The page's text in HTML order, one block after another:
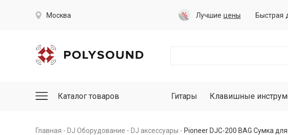
Москва Лучшие цены Быстрая
Каталог товаров Гитары Клавишные
Главная DJ Оборудование DJ аксессуары Pioneer DJC-200 BAG Сумка